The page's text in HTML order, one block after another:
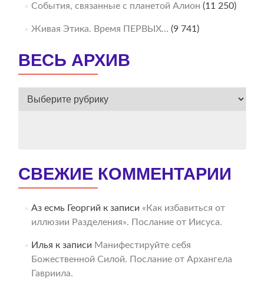
События, связанные с планетой Алион (11 250)
Живая Этика. Время ПЕРВЫХ… (9 741)
ВЕСЬ АРХИВ
ВЕСЬ
СВЕЖИЕ КОММЕНТАРИИ
Аз есмь Георгий к записи «Как избавиться от
иллюзии Разделения». Послание от Иисуса.
Илья к записи Манифестируйте себя
Божественной Силой. Послание от Архангела
Гавриила.